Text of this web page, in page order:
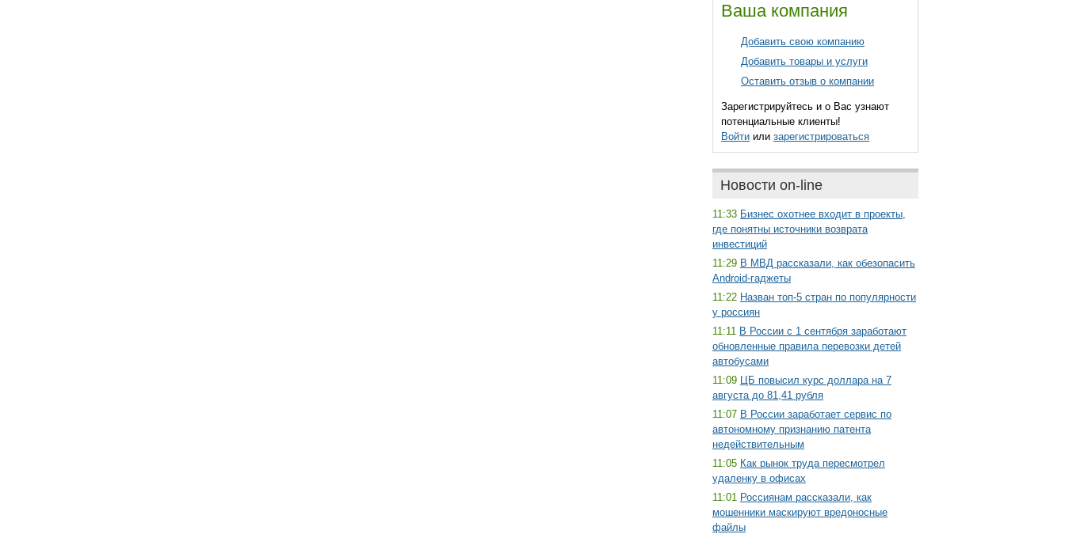
Ваша компания
Добавить свою компанию
Добавить товары и услуги
Оставить отзыв о компании
Зарегистрируйтесь и о Вас узнают
потенциальные клиенты!
Войти или зарегистрироваться
Новости on-line
11:33 Бизнес охотнее входит в проекты,
где понятны источники возврата
инвестиций
11:29 В МВД рассказали, как обезопасить
Android-гаджеты
11:22 Назван топ-5 стран по популярности
у россиян
11:11 В России с 1 сентября заработают
обновленные правила перевозки детей
автобусами
11:09 ЦБ повысил курс доллара на 7
августа до 81,41 рубля
11:07 В России заработает сервис по
автономному признанию патента
недействительным
11:05 Как рынок труда пересмотрел
удаленку в офисах
11:01 Россиянам рассказали, как
мошенники маскируют вредоносные
файлы